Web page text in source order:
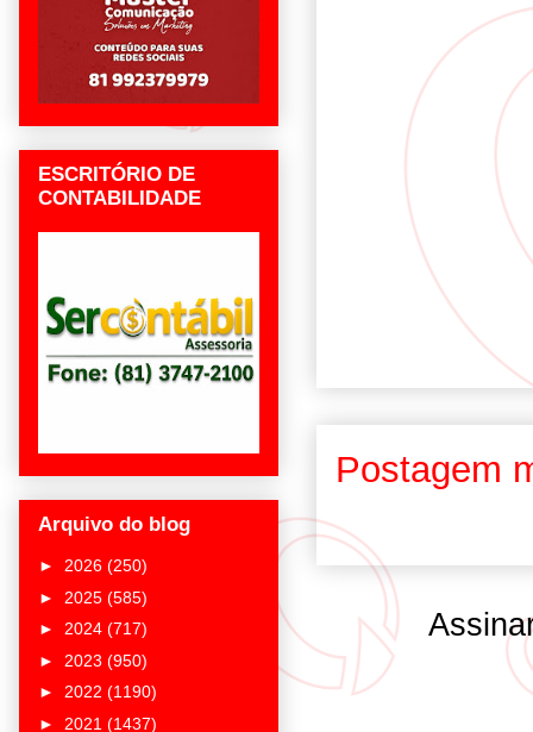
Postagem
ESCRITÓRIO DE
CONTABILIDADE
Arquivo do blog
► 2026 (250)
► 2025 (585)
► 2024 (717)
► 2023 (950)
► 2022 (1190)
► 2021 (1437)